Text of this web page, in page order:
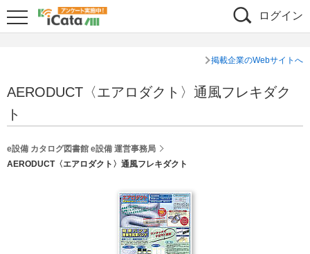
ログイン
掲載企業のWebサイトへ
AERODUCT〈エアロダクト〉通風フレキダク
ト
e設備 カタログ図書館 e設備 運営事務局
AERODUCT〈エアロダクト〉通風フレキダクト